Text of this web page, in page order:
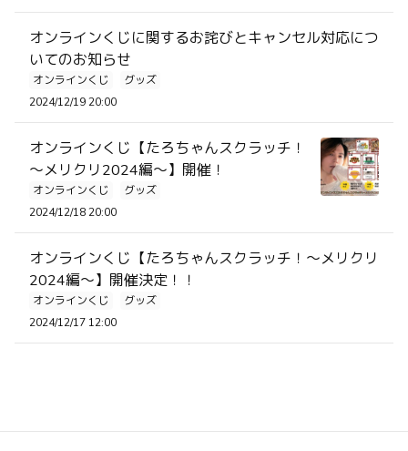
オンラインくじに関するお詫びとキャンセル対応につ
いてのお知らせ
オンラインくじ
グッズ
2024/12/19 20:00
オンラインくじ【たろちゃんスクラッチ！
～メリクリ2024編～】開催！
オンラインくじ
グッズ
2024/12/18 20:00
オンラインくじ【たろちゃんスクラッチ！～メリクリ
2024編～】開催決定！！
オンラインくじ
グッズ
2024/12/17 12:00